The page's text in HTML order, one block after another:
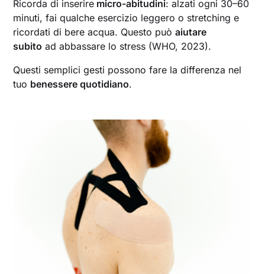
Ricorda di inserire micro-abitudini: alzati ogni 30–60
minuti, fai qualche esercizio leggero o stretching e
ricordati di bere acqua. Questo puòaiutare
subito ad abbassare lo stress (WHO, 2023).
Questi semplici gesti possono fare la differenza nel
tuo benessere quotidiano.